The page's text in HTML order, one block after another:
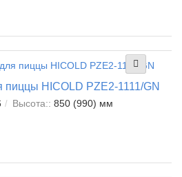
HICOLD PZE2-1111/GN
Высота:: 850 (990) мм